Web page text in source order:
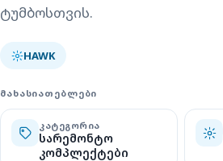
ტუმბოსთვის.
HAWK
ᲛᲐᲮᲐᲡᲘᲐᲗᲔᲑᲚᲔᲑᲘ
ᲙᲐᲢᲔᲒᲝᲠᲘᲐ
სარემონტო
კომპლექტები